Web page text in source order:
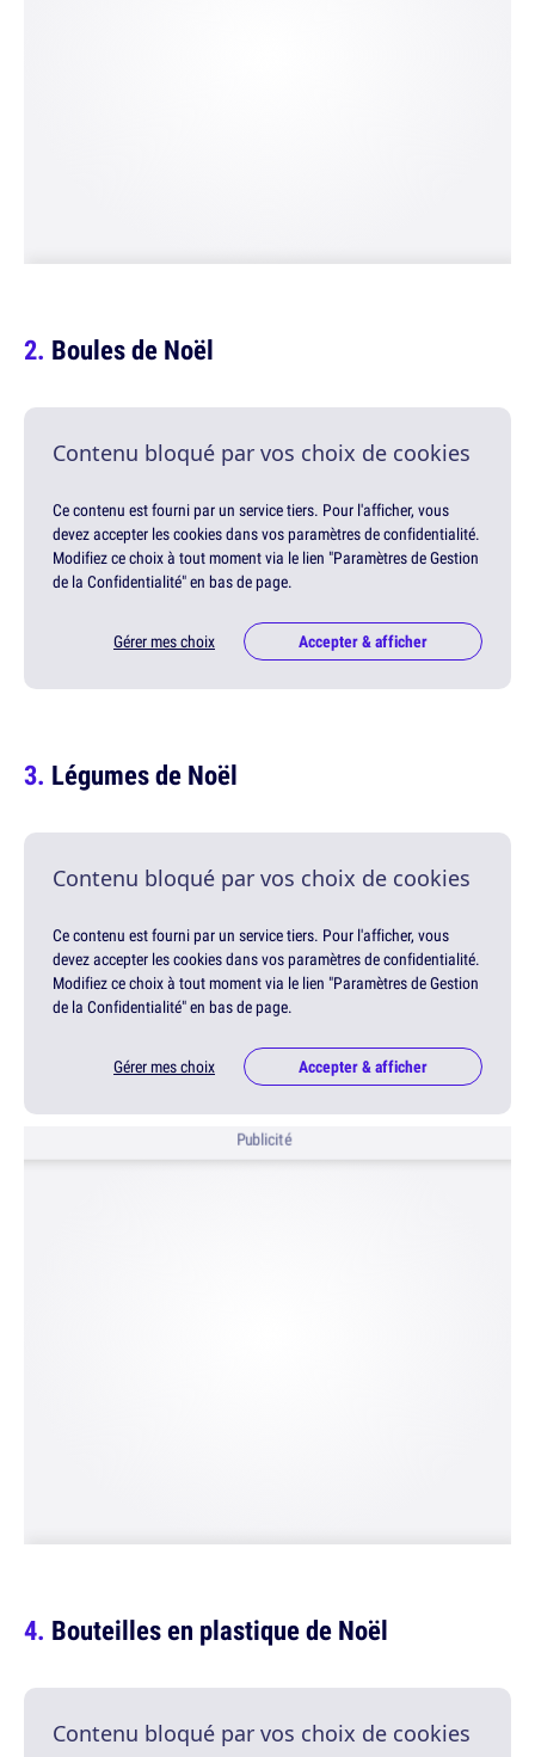
Boules de Noël
Contenu bloqué par vos choix de cookies
Ce contenu est fourni par un service tiers. Pour l'afficher, vous
devez accepter les cookies dans vos paramètres de confidentialité.
Modifiez ce choix à tout moment via le lien "Paramètres de Gestion
de la Confidentialité" en bas de page.
Gérer mes choix Accepter & afficher
Légumes de Noël
Contenu bloqué par vos choix de cookies
Ce contenu est fourni par un service tiers. Pour l'afficher, vous
devez accepter les cookies dans vos paramètres de confidentialité.
Modifiez ce choix à tout moment via le lien "Paramètres de Gestion
de la Confidentialité" en bas de page.
Gérer mes choix Accepter & afficher
Publicité
Bouteilles en plastique de Noël
Contenu bloqué par vos choix de cookies